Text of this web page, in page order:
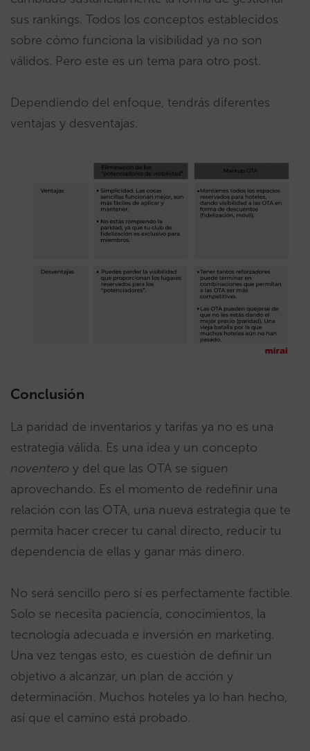
sus rankings. Todos los conceptos establecidos
sobre cómo funciona la visibilidad ya no son
válidos. Pero este es un tema para otro post.
Dependiendo del enfoque, tendrás diferentes
ventajas y desventajas.
Conclusión
La paridad de inventarios y tarifas ya no es una
estrategia válida. Es una idea y un concepto
noventero y del que las OTA se siguen
aprovechando. Es el momento de redefinir una
relación con las OTA, una nueva estrategia que te
permita hacer crecer tu canal directo, reducir tu
dependencia de ellas y ganar más dinero.
No será sencillo pero sí es perfectamente factible.
Solo se necesita paciencia, conocimientos, la
tecnología adecuada e inversión en marketing.
Una vez tengas esto, es cuestión de definir un
objetivo a alcanzar, un plan de acción y
determinación. Muchos hoteles ya lo han hecho,
así que el camino está probado.